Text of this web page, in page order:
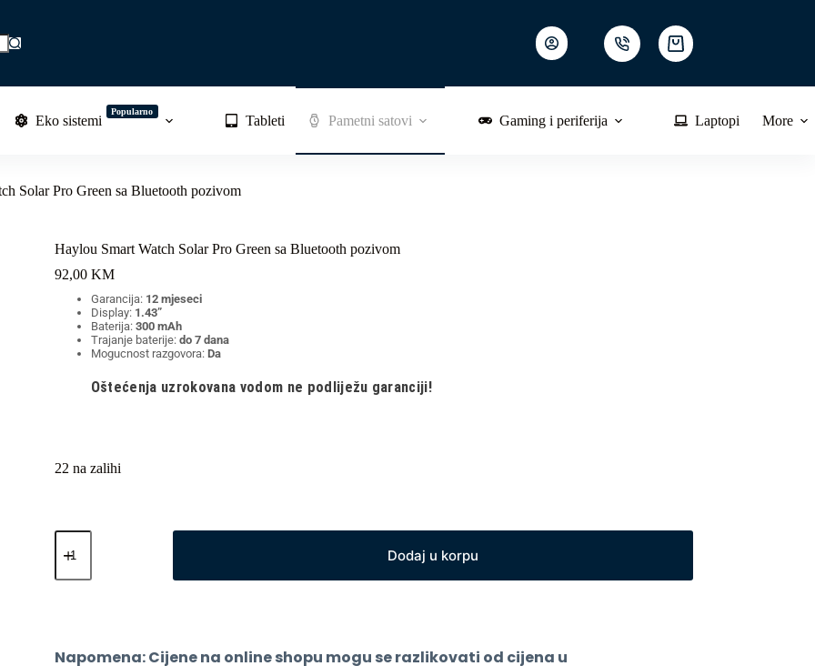
Shopping
cart
Eko sistemi
Popularno
Tableti Pametni satovi Gaming i periferija Laptopi More
Solar Pro Green sa Bluetooth pozivom
Haylou Smart Watch Solar Pro Green sa Bluetooth pozivom
92,00 KM
Garancija: 12 mjeseci
Display: 1.43”
Baterija: 300 mAh
Trajanje baterije: do 7 dana
Mogucnost razgovora: Da
Oštećenja uzrokovana vodom ne podliježu garanciji!
22 na zalihi
Haylou
Smart
Solar
pozivom
Dodaj u korpu
Napomena: Cijene na online shopu mogu se razlikovati od cijena u